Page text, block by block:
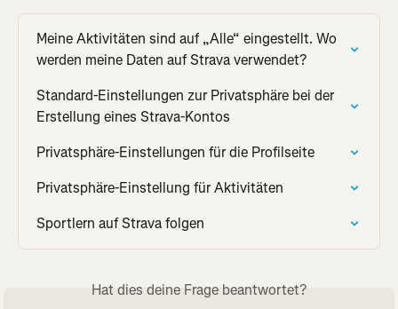
Meine Aktivitäten sind auf „Alle“ eingestellt. Wo
werden meine Daten auf Strava verwendet?
Standard-Einstellungen zur Privatsphäre bei der
Erstellung eines Strava-Kontos
Privatsphäre-Einstellungen für die Profilseite
Privatsphäre-Einstellung für Aktivitäten
Sportlern auf Strava folgen
Hat dies deine Frage beantwortet?